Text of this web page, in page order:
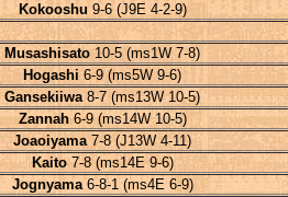
Kokooshu 9-6 (J9E 4-2-9)
Musashisato 10-5 (ms1W 7-8)
Hogashi 6-9 (ms5W 9-6)
Gansekiiwa8-7 (ms13W 10-5)
Zannah6-9 (ms14W 10-5)
Joaoiyama7-8 (J13W 4-11)
Kaito7-8 (ms14E 9-6)
Jognyama6-8-1 (ms4E 6-9)